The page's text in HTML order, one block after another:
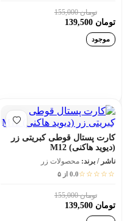
تومان 155,000
تومان 139,500
موجود
کارت پستال قوطی کبریتی زر
(دیوید هاکنی) M12
ناشر / برند: محصولات زر
☆☆☆☆☆0.0 از ۵
تومان 155,000
تومان 139,500